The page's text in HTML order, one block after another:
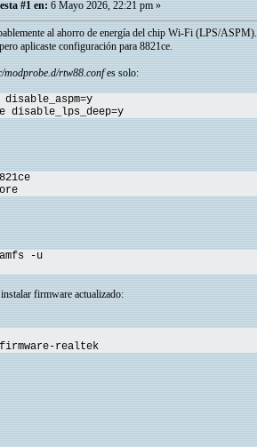
#1 en: 6 Mayo 2026, 22:21 pm »
al ahorro de energía del chip Wi-Fi (LPS/ASPM).
aplicaste configuración para 8821ce.
modprobe.d/rtw88.confes solo:
disable_lps_deep=y
-u
firmware actualizado:
realtek